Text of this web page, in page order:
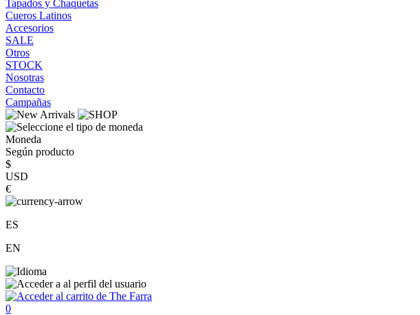
Tapados y Chaquetas
Cueros Latinos
Accesorios
SALE
Otros
STOCK
Nosotras
Contacto
Campañas
Moneda
Según producto
$
USD
€
ES
EN
0